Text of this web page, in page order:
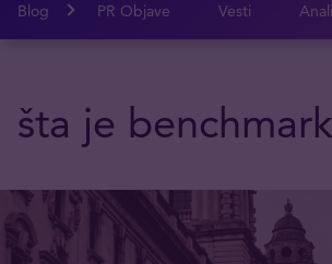
Blog PR Objave Vesti
šta je benchmark